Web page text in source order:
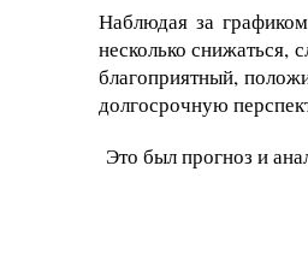
Наблюдая за
несколько снижаться,
благоприятный,
долгосрочную
Это был прогноз и